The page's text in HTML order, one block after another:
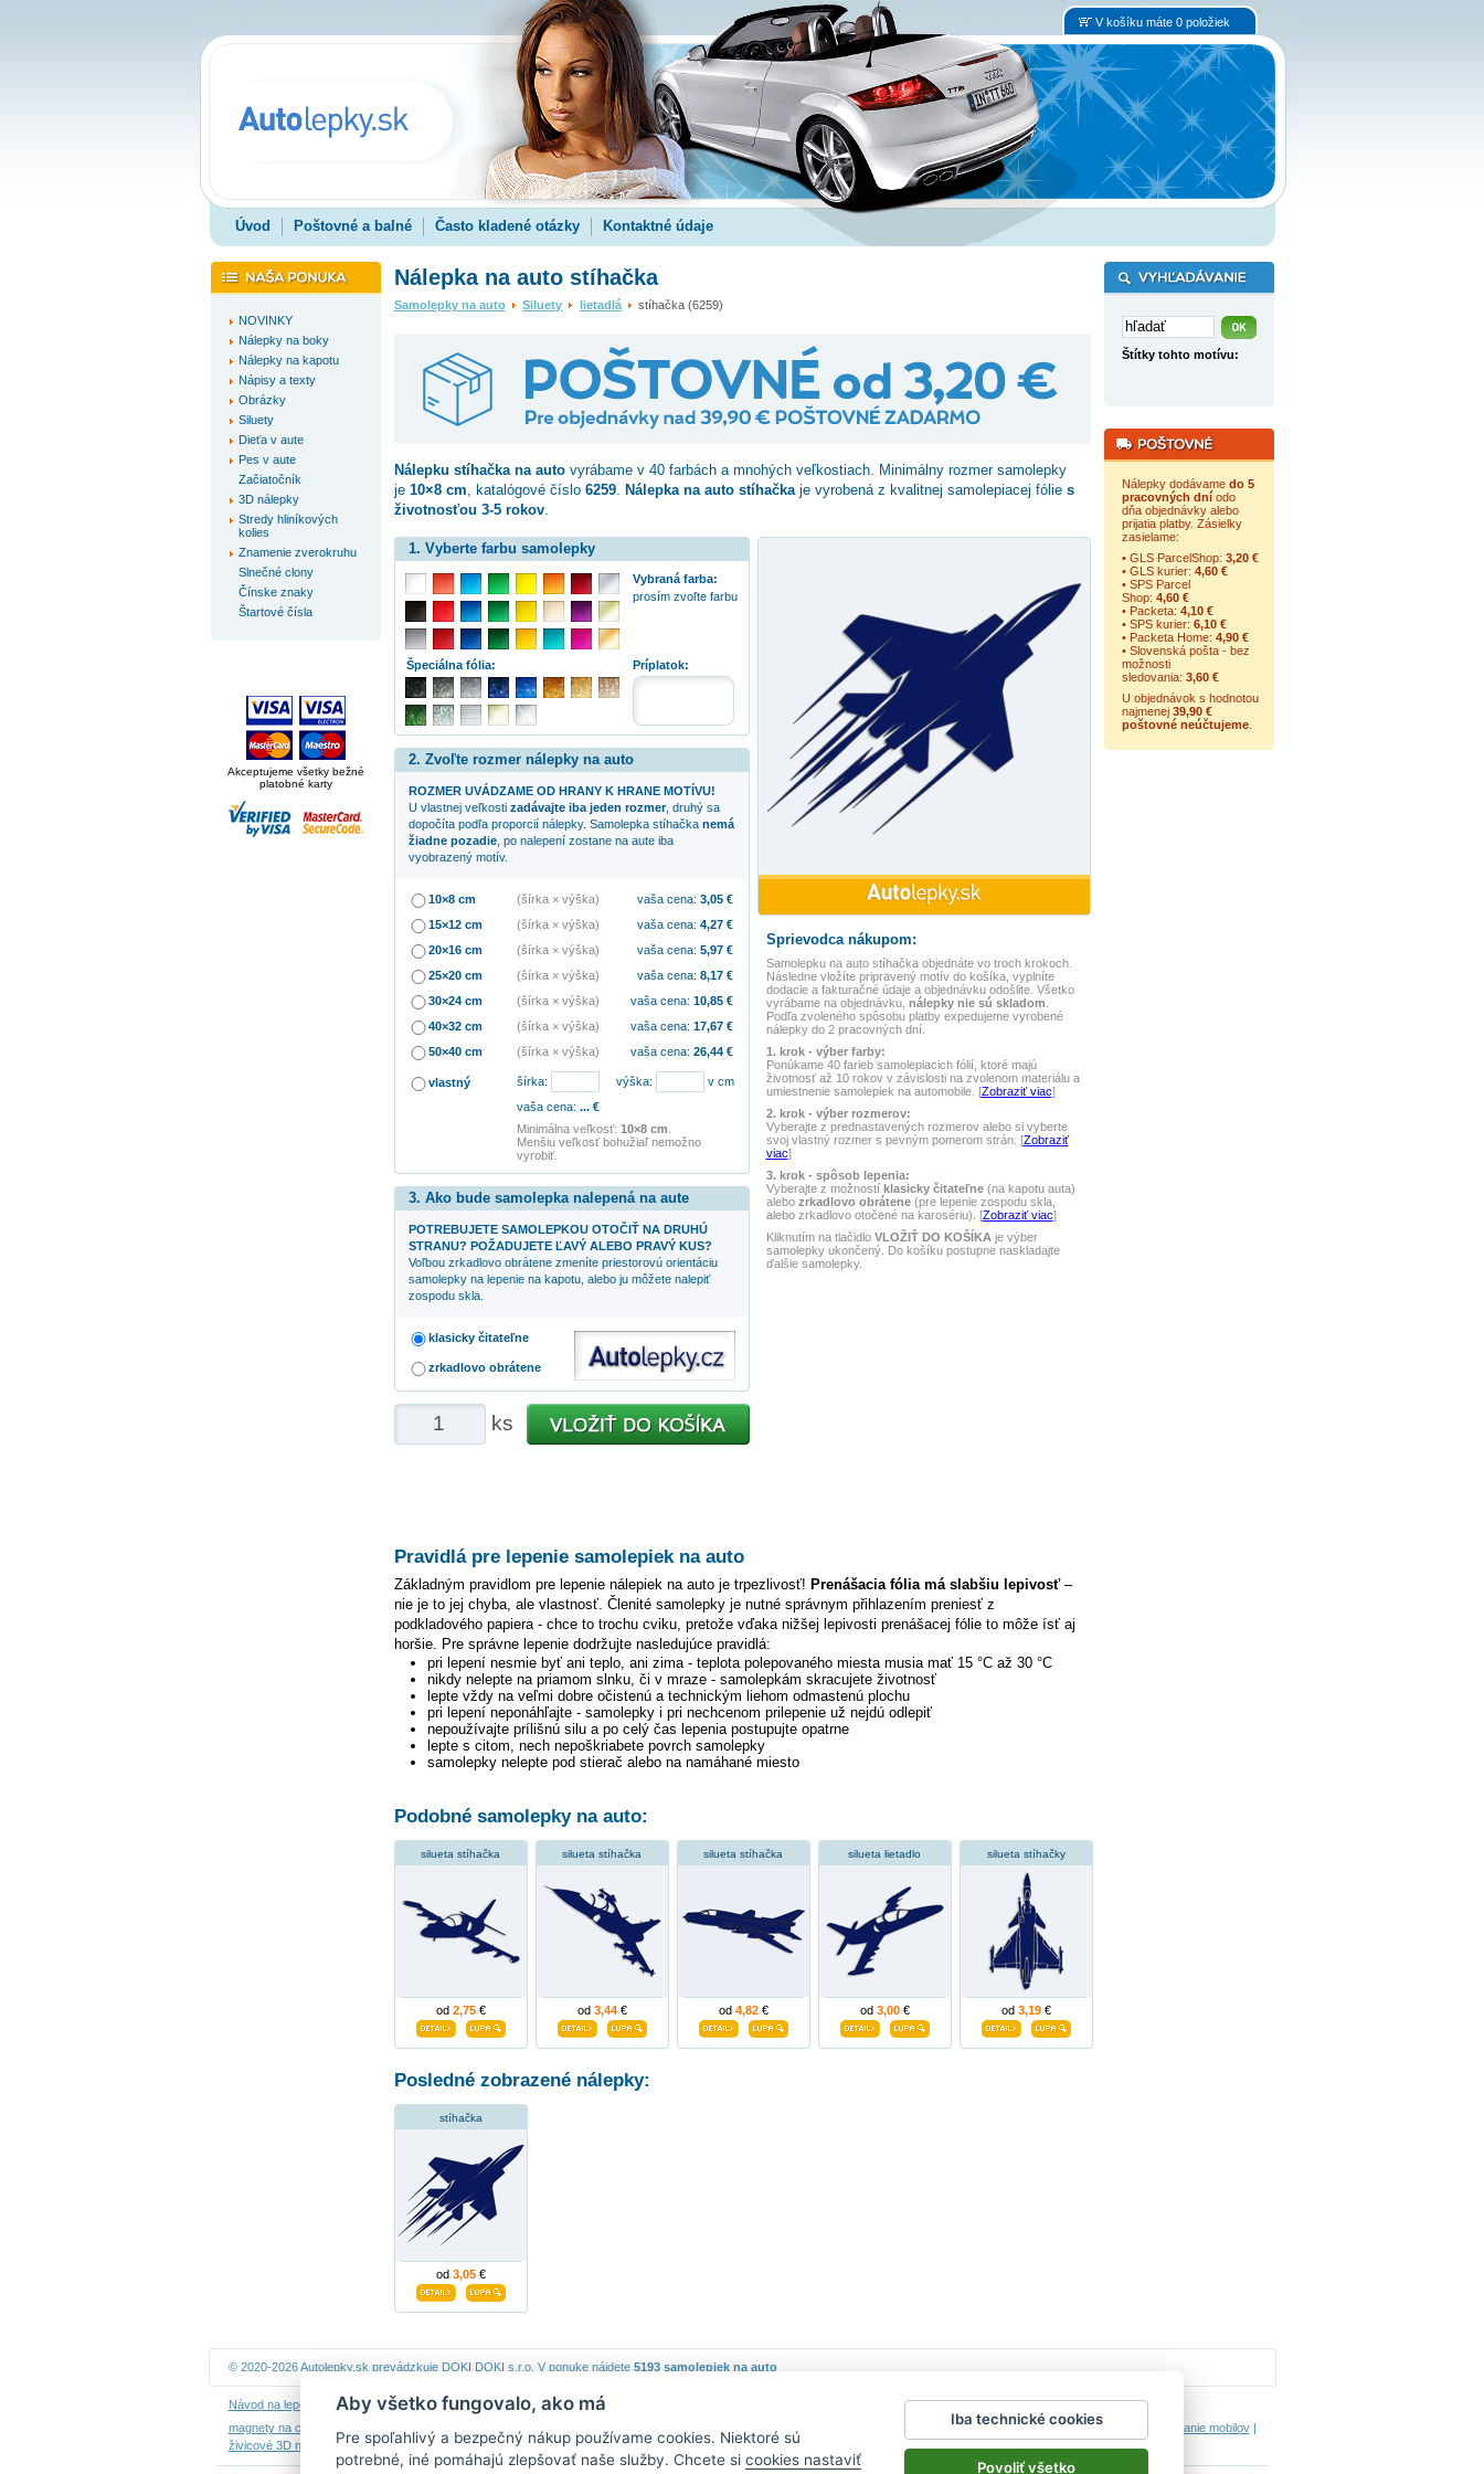
V košíku máte 0 položiek
Úvod Poštovné a balné Často kladené otázky Kontaktné údaje
NOVINKY
Nálepky na boky
Nálepky na kapotu
Nápisy a texty
Obrázky
Siluety
Dieťa v aute
Pes v aute
Začiatočník
3D nálepky
Stredy hliníkových
kolies
Znamenie zverokruhu
Slnečné clony
Čínske znaky
Štartové čísla
Akceptujeme všetky bežné
platobné karty
Nálepka na auto stíhačka
Samolepky na auto Siluety lietadlá stíhačka (6259)
Nálepku stíhačkana autovyrábame v 40 farbách a mnohých veľkostiach. Minimálny rozmer samolepky
je 10×8 cm, katalógové číslo 6259. Nálepka na auto stíhačkaje vyrobená z kvalitnej samolepiacej fólie s
životnosťou 3-5 rokov.
Sprievodca nákupom:
Samolepku na auto stíhačkaobjednáte vo troch krokoch.
Následne vložíte pripravený motív do košíka, vyplníte
dodacie a fakturačné údaje a objednávku odošlite. Všetko
vyrábame na objednávku, nálepky nie sú skladom
Podľa zvoleného spôsobu platby expedujeme vyrobené
nálepky do 2 pracovných dní.
1. krok - výber farby:
Ponúkame 40 farieb samolepiacich fólií, ktoré majú
životnosť až 10 rokov v závislosti na zvolenom materiálu a
umiestnenie samolepiek na automobile. [Zobraziť viac]
2. krok - výber rozmerov:
Vyberajte z prednastavených rozmerov alebo si vyberte
svoj vlastný rozmer s pevným pomerom strán. [Zobraziť
viac]
3. krok - spôsob lepenia:
Vyberajte z možností klasicky čitateľne(na kapotu auta)
alebo zrkadlovo obrátene(pre lepenie zospodu skla,
alebo zrkadlovo otočené na karosériu). [Zobraziť viac]
Kliknutím na tlačidlo VLOŽIŤ DO KOŠÍKA je výber
samolepky ukončený. Do košíku postupne naskladajte
ďalšie samolepky.
1. Vyberte farbu samolepky
Vybraná farba:
prosím zvoľte farbu
Príplatok:
Špeciálna fólia:
2. Zvoľte rozmer nálepky na auto
ROZMER UVÁDZAME OD HRANY K HRANE MOTÍVU!
U vlastnej veľkosti zadávajte iba jeden rozmer, druhý sa
dopočíta podľa proporcií nálepky. Samolepka stíhačka nemá
žiadne pozadie, po nalepení zostane na aute iba
vyobrazený motív.
10×8 cm (šírka × výška) vaša cena: 3,05€
15×12 cm
(šírka × výška) vaša cena: 4,27€
20×16 cm
(šírka × výška) vaša cena: 5,97€
25×20 cm
(šírka × výška) vaša cena: 8,17€
30×24 cm
(šírka × výška) vaša cena: 10,85€
40×32 cm
(šírka × výška) vaša cena: 17,67€
50×40 cm
(šírka × výška) vaša cena: 26,44€
vlastný šírka: výška:
v cm
vaša cena: ...€
Minimálna veľkosť: 10×8 cm
Menšiu veľkosť bohužiaľ nemožno
vyrobiť.
3. Ako bude samolepka nalepená na aute
POTREBUJETE SAMOLEPKOU OTOČIŤ NA DRUHÚ
STRANU? POŽADUJETE ĽAVÝ ALEBO PRAVÝ KUS?
Voľbou zrkadlovo obrátene zmeníte priestorovú orientáciu
samolepky na lepenie na kapotu, alebo ju môžete nalepiť
zospodu skla.
klasicky čitateľne
zrkadlovo obrátene
ks
Pravidlá pre lepenie samolepiek na auto
Základným pravidlom pre lepenie nálepiek na auto je trpezlivosť! Prenášacia fólia má slabšiu lepivosť–
nie je to jej chyba, ale vlastnosť. Členité samolepky je nutné správnym přihlazením preniesť z
podkladového papiera - chce to trochu cviku, pretože vďaka nižšej lepivosti prenášacej fólie to môže ísť aj
horšie. Pre správne lepenie dodržujte nasledujúce pravidlá:
pri lepení nesmie byť ani teplo, ani zima - teplota polepovaného miesta musia mať 15 °C až 30 °C
nikdy nelepte na priamom slnku, či v mraze - samolepkám skracujete životnosť
lepte vždy na veľmi dobre očistenú a technickým liehom odmastenú plochu
pri lepení neponáhľajte - samolepky i pri nechcenom prilepenie už nejdú odlepiť
nepoužívajte prílišnú silu a po celý čas lepenia postupujte opatrne
lepte s citom, nech nepoškriabete povrch samolepky
samolepky nelepte pod stierač alebo na namáhané miesto
Podobné samolepky na auto:
silueta stíhačka
od 2,75€
silueta stíhačka
od 3,44€
silueta stíhačka
od 4,82€
silueta lietadlo
od 3,00€
silueta stíhačky
od 3,19€
Posledné zobrazené nálepky:
stíhačka
od 3,05€
Štítky tohto motívu:
Nálepky dodávame do 5
pracovných dníodo
dňa objednávky alebo
prijatia platby. Zásielky
zasielame:
• GLS ParcelShop: 3,20 €
• GLS kurier: 4,60 €
• SPS Parcel
Shop: 4,60 €
• Packeta: 4,10 €
• SPS kurier: 6,10 €
• Packeta Home: 4,90 €
• Slovenská pošta - bez
možnosti
sledovania: 3,60 €
U objednávok s hodnotou
najmenej 39,90 €
poštovné neúčtujeme.
© 2020-2026 Autolepky.sk prevádzkuje DOKI DOKI s.r.o. V ponuke nájdete 5193 samolepiek na auto
Návod na lepenie Návod na odstránenie samolepiek|Obchodné podmienky Reklamačný poriadok|Impressum
magnety na chladničku
samolepky na auto |hodinový manžel česká lípa porovnanie mobilov|
živicové 3D nálepky | kalendáre z fotiek
Aby všetko fungovalo, ako má
Pre spoľahlivý a bezpečný nákup používame cookies. Niektoré sú
potrebné, iné pomáhajú zlepšovať naše služby. Chcete si cookies nastaviť
Iba technické cookies
Povoliť všetko